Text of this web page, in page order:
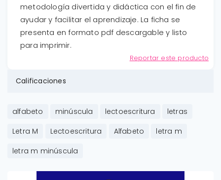
metodología divertida y didáctica con el fin de
ayudar y facilitar el aprendizaje. La ficha se
presenta en formato pdf descargable y listo
para imprimir.
Reportar este producto
Calificaciones
alfabeto minúscula lectoescritura
letras
Letra M
Lectoescritura Alfabeto
letra m
letra m minúscula